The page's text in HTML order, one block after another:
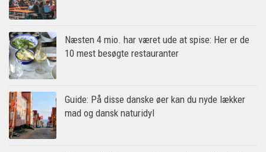
Næsten 4 mio. har været ude at spise: Her er de
10 mest besøgte restauranter
Guide: På disse danske øer kan du nyde lækker
mad og dansk naturidyl